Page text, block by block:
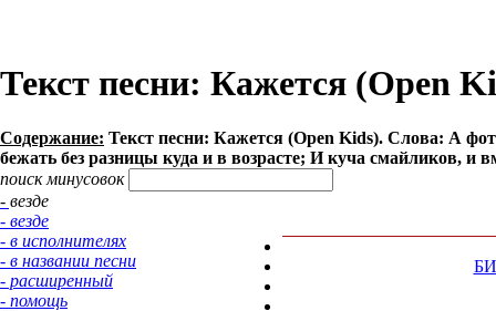
Текст песни: Кажется (Open
Содержание: Текст песни: Кажется (Open Kids). Слова: А
бежать без разницы куда и в возрасте; И куча смайликов, и
поиск минусовок
- везде
- везде
- в исполнителях
- в названии песни
- расширенный
- помощь